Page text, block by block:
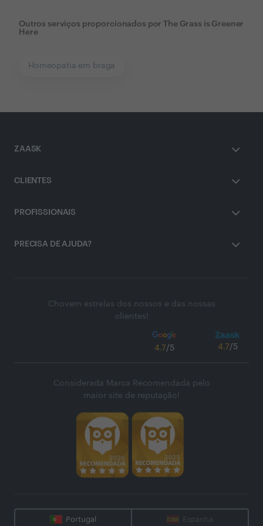
Outros serviços proporcionados por
The Grass is Greener
Here
Homeopatia em braga
ZAASK
CLIENTES
PROFISSIONAIS
PRECISA DE AJUDA?
Chovem estrelas dos nossos e das nossas
clientes!
4.7/5 4.7/5
Considerada Marca Recomendada pelo
maior site de reputação!
Portugal Espanha